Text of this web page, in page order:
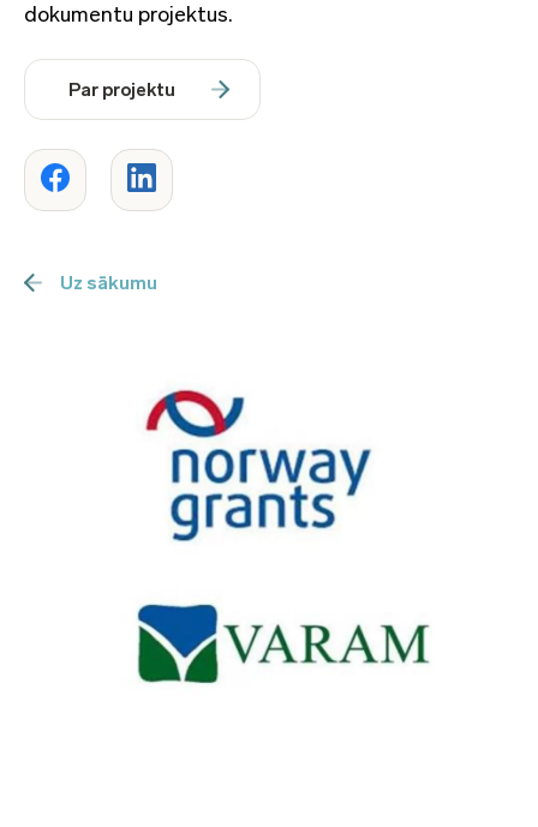
dokumentu projektus.
Par projektu
Uz sākumu